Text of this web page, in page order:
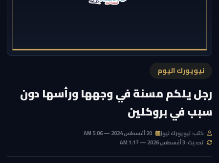
نيويورك اليوم
رجل يلكم مسنة في وجهها ورأسها دون
سبب في بروكلين
كتب: نيويورك نيوز
تحديث: 3 أغسطس 2026 — 1:17 AM